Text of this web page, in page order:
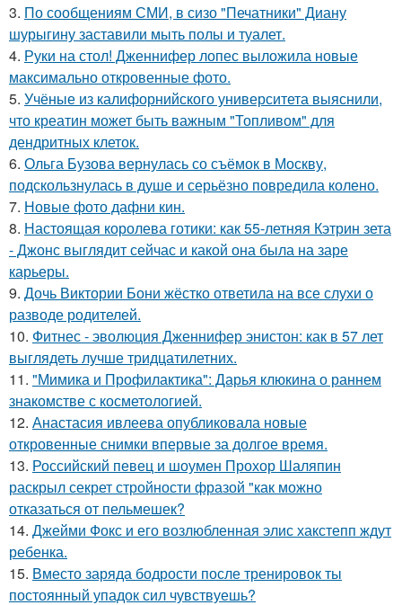
3. По сообщениям СМИ, в сизо "Печатники" Диану
шурыгину заставили мыть полы и туалет.
4. Руки на стол! Дженнифер лопес выложила новые
максимально откровенные фото.
5. Учёные из калифорнийского университета выяснили,
что креатин может быть важным "Топливом" для
дендритных клеток.
6. Ольга Бузова вернулась со съёмок в Москву,
подскользнулась в душе и серьёзно повредила колено.
7. Новые фото дафни кин.
8. Настоящая королева готики: как 55-летняя Кэтрин зета
- Джонс выглядит сейчас и какой она была на заре
карьеры.
9. Дочь Виктории Бони жёстко ответила на все слухи о
разводе родителей.
10. Фитнес - эволюция Дженнифер энистон: как в 57 лет
выглядеть лучше тридцатилетних.
11. "Мимика и Профилактика": Дарья клюкина о раннем
знакомстве с косметологией.
12. Анастасия ивлеева опубликовала новые
откровенные снимки впервые за долгое время.
13. Российский певец и шоумен Прохор Шаляпин
раскрыл секрет стройности фразой "как можно
отказаться от пельмешек?
14. Джейми Фокс и его возлюбленная элис хакстепп ждут
ребенка.
15. Вместо заряда бодрости после тренировок ты
постоянный упадок сил чувствуешь?